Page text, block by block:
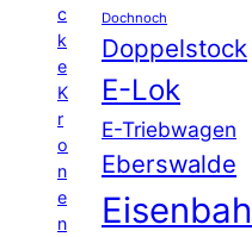
c
k
e
K
r
o
n
e
n
Dochnoch
Doppelstock
E-Lok
E-Triebwagen
Eberswalde